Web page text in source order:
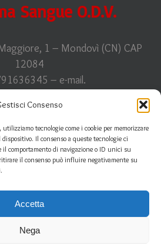
Consenso
tecnologie come i cookie per memorizzare
Il consenso a queste tecnologie ci
il comportamento di navigazione o ID unici su
il consenso può influire negativamente su
Accetta
Nega
Sangue O.D.V.
1 – Mondovì (CN) CAP
12084
– e-mail.
93011910044
| Informazioni suicookies